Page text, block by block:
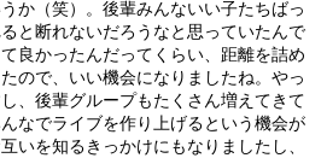
か（笑）。後輩みんないい子たちばっ
と断れないだろうなと思っていたんで
良かったんだってくらい、距離を詰め
ので、いい機会になりましたね。やっ
、後輩グループもたくさん増えてきて
なでライブを作り上げるという機会が
いを知るきっかけにもなりましたし、